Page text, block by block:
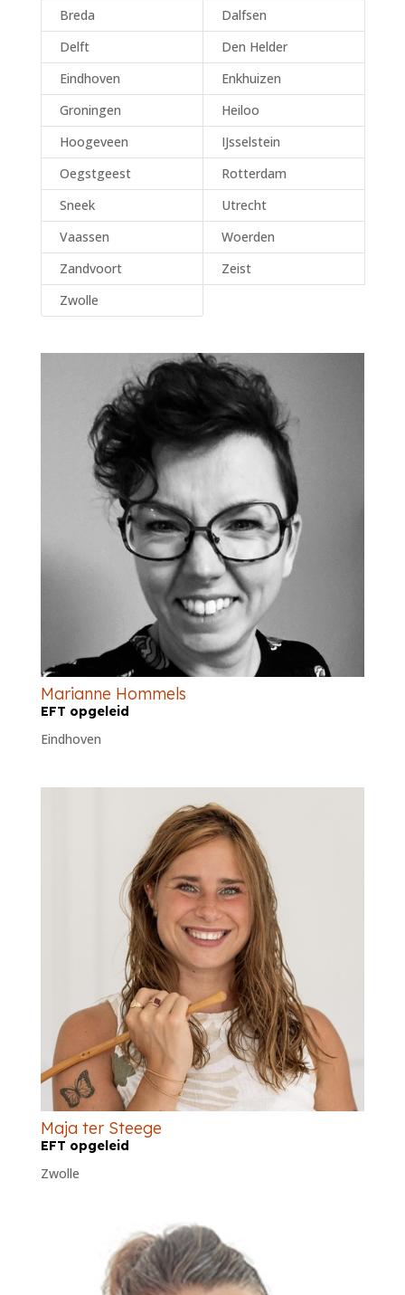
Breda
Dalfsen
Delft
Den Helder
Eindhoven
Enkhuizen
Groningen
Heiloo
Hoogeveen
IJsselstein
Oegstgeest
Rotterdam
Sneek
Utrecht
Vaassen
Woerden
Zandvoort
Zeist
Zwolle
Marianne Hommels
EFT opgeleid
Eindhoven
Maja ter Steege
EFT opgeleid
Zwolle